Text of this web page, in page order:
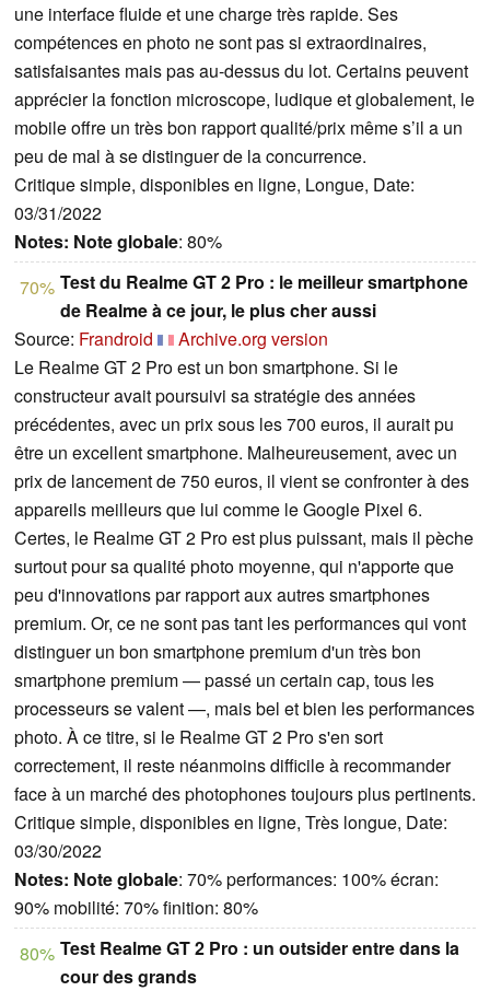
une interface fluide et une charge très rapide. Ses
compétences en photo ne sont pas si extraordinaires,
satisfaisantes mais pas au-dessus du lot. Certains peuvent
apprécier la fonction microscope, ludique et globalement, le
mobile offre un très bon rapport qualité/prix même s’il a un
peu de mal à se distinguer de la concurrence.
Critique simple, disponibles en ligne, Longue, Date:
03/31/2022
Notes: Note globale: 80%
70% Test du Realme GT 2 Pro : le meilleur smartphone
de Realme à ce jour, le plus cher aussi
Source: Frandroid
Archive.org version
Le Realme GT 2 Pro est un bon smartphone. Si le
constructeur avait poursuivi sa stratégie des années
précédentes, avec un prix sous les 700 euros, il aurait pu
être un excellent smartphone. Malheureusement, avec un
prix de lancement de 750 euros, il vient se confronter à des
appareils meilleurs que lui comme le Google Pixel 6.
Certes, le Realme GT 2 Pro est plus puissant, mais il pèche
surtout pour sa qualité photo moyenne, qui n'apporte que
peu d'innovations par rapport aux autres smartphones
premium. Or, ce ne sont pas tant les performances qui vont
distinguer un bon smartphone premium d'un très bon
smartphone premium — passé un certain cap, tous les
processeurs se valent —, mais bel et bien les performances
photo. À ce titre, si le Realme GT 2 Pro s'en sort
correctement, il reste néanmoins difficile à recommander
face à un marché des photophones toujours plus pertinents.
Critique simple, disponibles en ligne, Très longue, Date:
03/30/2022
Notes: Note globale: 70% performances: 100% écran:
90% mobilité: 70% finition: 80%
80% Test Realme GT 2 Pro : un outsider entre dans la
cour des grands